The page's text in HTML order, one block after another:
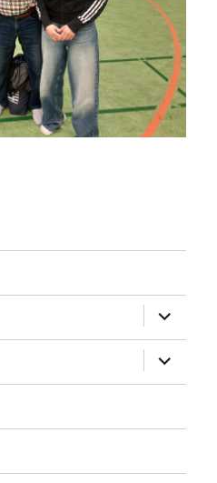
öffnen
öffnen